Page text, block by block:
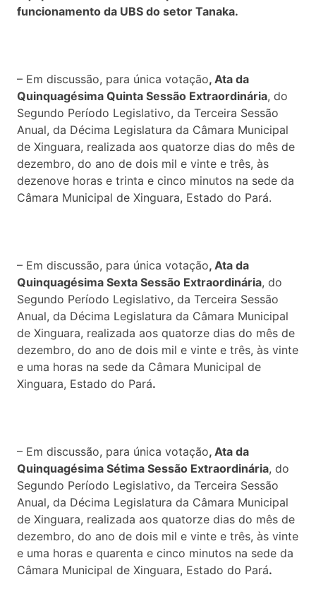
funcionamento da UBS do setor Tanaka.
– Em discussão, para única votação, Ata da
Quinquagésima Quinta Sessão Extraordinária, do
Segundo Período Legislativo, da Terceira Sessão
Anual, da Décima Legislatura da Câmara Municipal
de Xinguara, realizada aos quatorze dias do mês de
dezembro, do ano de dois mil e vinte e três, às
dezenove horas e trinta e cinco minutos na sede da
Câmara Municipal de Xinguara, Estado do Pará.
– Em discussão, para única votação, Ata da
Quinquagésima Sexta Sessão Extraordinária, do
Segundo Período Legislativo, da Terceira Sessão
Anual, da Décima Legislatura da Câmara Municipal
de Xinguara, realizada aos quatorze dias do mês de
dezembro, do ano de dois mil e vinte e três, às vinte
e uma horas na sede da Câmara Municipal de
Xinguara, Estado do Pará.
– Em discussão, para única votação, Ata da
Quinquagésima Sétima Sessão Extraordinária, do
Segundo Período Legislativo, da Terceira Sessão
Anual, da Décima Legislatura da Câmara Municipal
de Xinguara, realizada aos quatorze dias do mês de
dezembro, do ano de dois mil e vinte e três, às vinte
e uma horas e quarenta e cinco minutos na sede da
Câmara Municipal de Xinguara, Estado do Pará.